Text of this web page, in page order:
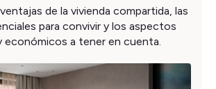
de la vivienda compartida, las
para convivir y los aspectos
económicos a tener en cuenta.